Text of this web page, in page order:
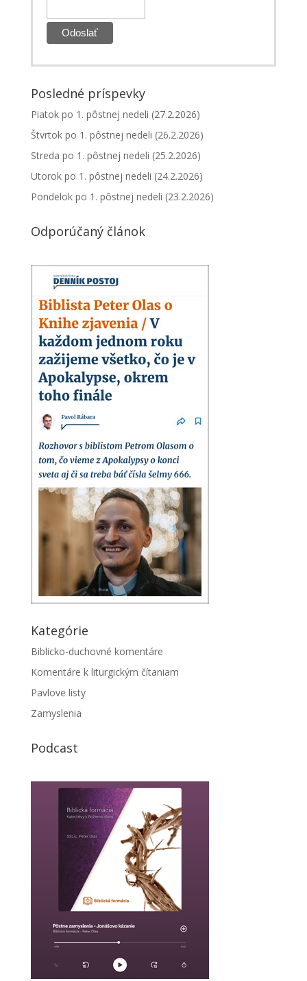
Posledné príspevky
Piatok po 1. pôstnej nedeli (27.2.2026)
Štvrtok po 1. pôstnej nedeli (26.2.2026)
Streda po 1. pôstnej nedeli (25.2.2026)
Utorok po 1. pôstnej nedeli (24.2.2026)
Pondelok po 1. pôstnej nedeli (23.2.2026)
Odporúčaný článok
Kategórie
Biblicko-duchovné komentáre
Komentáre k liturgickým čítaniam
Pavlove listy
Zamyslenia
Podcast